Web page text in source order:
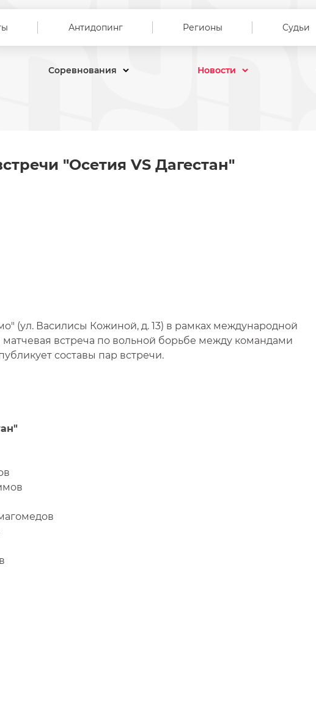
Антидопинг Регионы Судьи
Соревнования Новости
"Осетия VS Дагестан"
(ул. Василисы Кожиной, д. 13) в рамках международной
встреча по вольной борьбе между командами
составы пар встречи.